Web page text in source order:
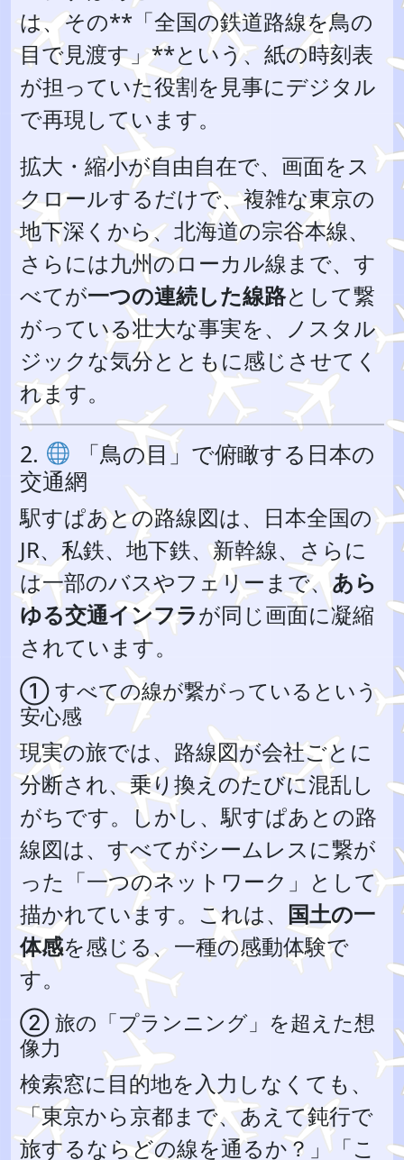
は、その**「全国の鉄道路線を鳥の
目で見渡す」**という、紙の時刻表
が担っていた役割を見事にデジタル
で再現しています。
拡大・縮小が自由自在で、画面をス
クロールするだけで、複雑な東京の
地下深くから、北海道の宗谷本線、
さらには九州のローカル線まで、す
べてが一つの連続した線路として繋
がっている壮大な事実を、ノスタル
ジックな気分とともに感じさせてく
れます。
2.
「鳥の目」で俯瞰する日本の
交通網
駅すぱあとの路線図は、日本全国の
JR、私鉄、地下鉄、新幹線、さらに
は一部のバスやフェリーまで、 あら
ゆる交通インフラが同じ画面に凝縮
されています。
① すべての線が繋がっているという
安心感
現実の旅では、路線図が会社ごとに
分断され、乗り換えのたびに混乱し
がちです。しかし、駅すぱあとの路
線図は、すべてがシームレスに繋が
った「一つのネットワーク」として
描かれています。これは、 国土の一
体感を感じる、一種の感動体験で
す。
② 旅の「プランニング」を超えた想
像力
検索窓に目的地を入力しなくても、
「東京から京都まで、あえて鈍行で
旅するならどの線を通るか？」「こ